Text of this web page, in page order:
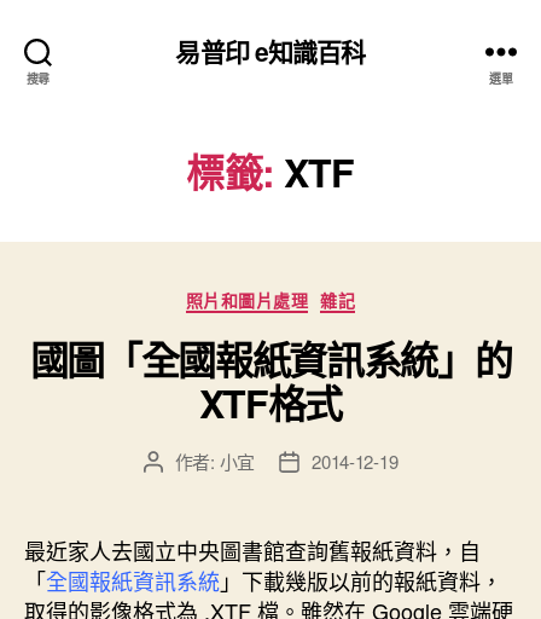
搜尋
易普印 e知識百科
選單
標籤: XTF
分
類
照片和圖片處理 雜記
國圖「全國報紙資訊系統」的
XTF格式
文
者
作者: 小宜
文
佈
日
期
2014-12-19
最近家人去國立中央圖書館查詢舊報紙資料，自
「全國報紙資訊系統」下載幾版以前的報紙資料，
取得的影像格式為 .XTF 檔。雖然在 Google 雲端硬